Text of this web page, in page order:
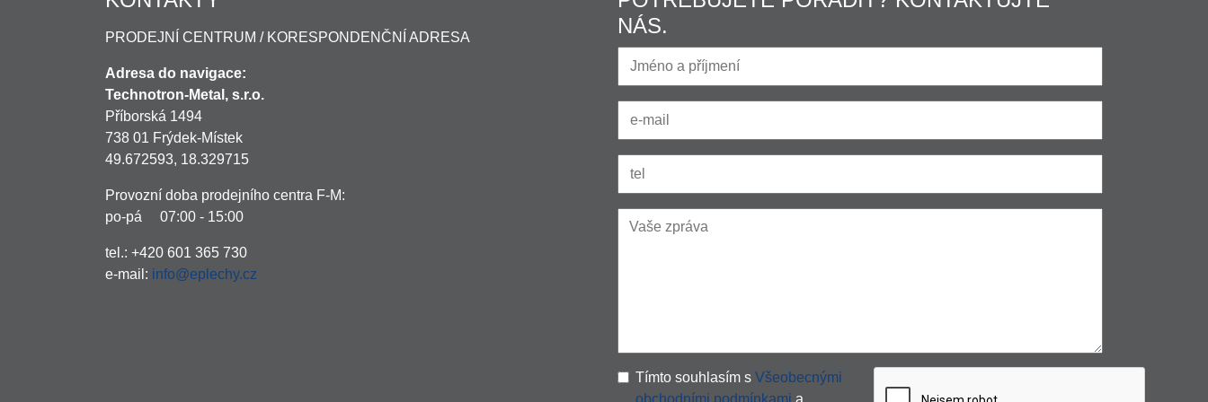
PRODEJNÍ CENTRUM / KORESPONDENČNÍ ADRESA
Adresa do navigace:
Technotron-Metal, s.r.o.
Příborská 1494
738 01 Frýdek-Místek
49.672593, 18.329715
Provozní doba prodejního centra F-M:
po-pá 07:00 - 15:00
tel.: +420 601 365 730
e-mail: info@eplechy.cz
NÁS.
Tímto souhlasím s Všeobecnými